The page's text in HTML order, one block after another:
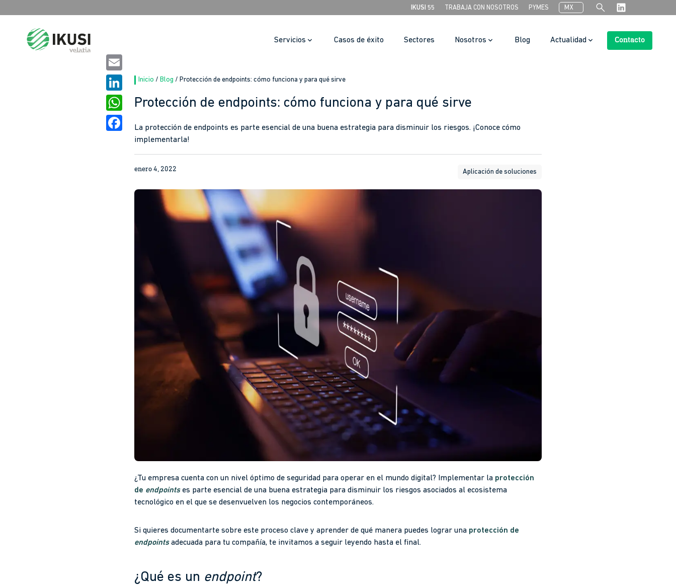
IKUSI 55 TRABAJA CON NOSOTROS PYMES MX search
Servicios Casos de éxito Sectores Nosotros Blog Actualidad Contacto
Inicio / Blog / Protección de endpoints: cómo funciona y para qué sirve
Protección de endpoints: cómo funciona y para qué sirve
La protección de endpoints es parte esencial de una buena estrategia para disminuir los riesgos. ¡Conoce cómo
implementarla!
Email
LinkedIn
WhatsApp
enero 4, 2022 Aplicación de soluciones
¿Tu empresa cuenta con un nivel óptimo de seguridad para operar en el mundo digital? Implementar la protección
de endpointses parte esencial de una buena estrategia para disminuir los riesgos asociados al ecosistema
tecnológico en el que se desenvuelven los negocios contemporáneos.
Si quieres documentarte sobre este proceso clave y aprender de qué manera puedes lograr una protección de
endpoints adecuada para tu compañía, te invitamos a seguir leyendo hasta el final.
¿Qué es un endpoint?